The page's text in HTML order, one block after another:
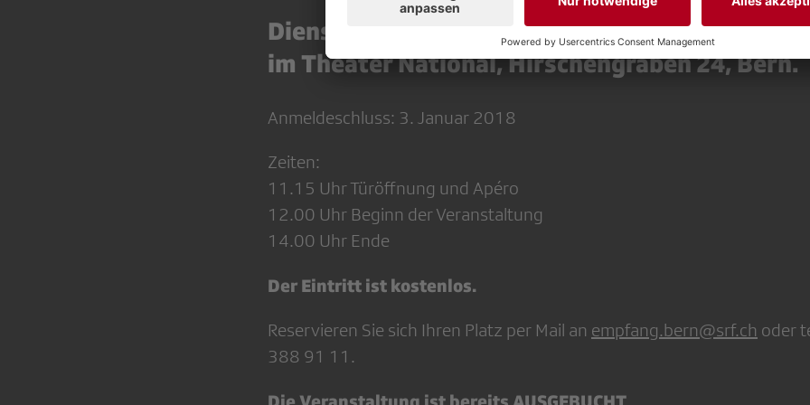
Dienstag, 9. Januar 2018,
im Theater National, Hirschengraben 24, Bern.
Anmeldeschluss: 3. Januar 2018
Zeiten:
11.15 Uhr Türöffnung und Apéro
12.00 Uhr Beginn der Veranstaltung
14.00 Uhr Ende
Der Eintritt ist kostenlos.
Reservieren Sie sich Ihren Platz per Mail an empfang.bern@srf.ch oder
388 91 11.